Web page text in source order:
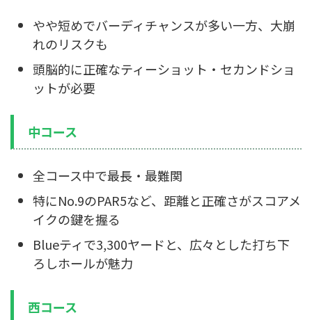
やや短めでバーディチャンスが多い一方、大崩
れのリスクも
頭脳的に正確なティーショット・セカンドショ
ットが必要
中コース
全コース中で最長・最難関
特にNo.9のPAR5など、距離と正確さがスコアメ
イクの鍵を握る
Blueティで3,300ヤードと、広々とした打ち下
ろしホールが魅力
西コース